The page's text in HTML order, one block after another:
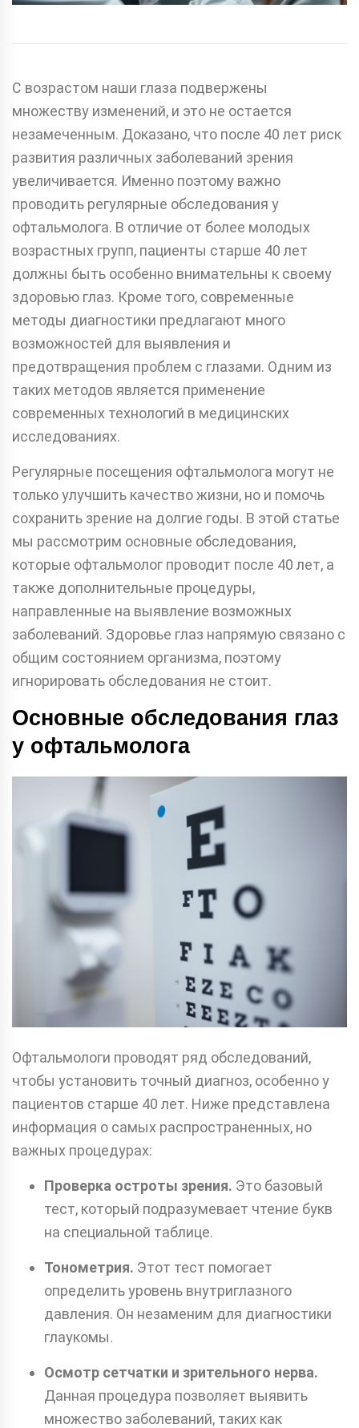
С возрастом наши глаза подвержены
множеству изменений, и это не остается
незамеченным. Доказано, что после 40 лет риск
развития различных заболеваний зрения
увеличивается. Именно поэтому важно
проводить регулярные обследования у
офтальмолога. В отличие от более молодых
возрастных групп, пациенты старше 40 лет
должны быть особенно внимательны к своему
здоровью глаз. Кроме того, современные
методы диагностики предлагают много
возможностей для выявления и
предотвращения проблем с глазами. Одним из
таких методов является применение
современных технологий в медицинских
исследованиях.
Регулярные посещения офтальмолога могут не
только улучшить качество жизни, но и помочь
сохранить зрение на долгие годы. В этой статье
мы рассмотрим основные обследования,
которые офтальмолог проводит после 40 лет, а
также дополнительные процедуры,
направленные на выявление возможных
заболеваний. Здоровье глаз напрямую связано с
общим состоянием организма, поэтому
игнорировать обследования не стоит.
Основные обследования глаз
у офтальмолога
Офтальмологи проводят ряд обследований,
чтобы установить точный диагноз, особенно у
пациентов старше 40 лет. Ниже представлена
информация о самых распространенных, но
важных процедурах:
Проверка остроты зрения. Это базовый
тест, который подразумевает чтение букв
на специальной таблице.
Тонометрия. Этот тест помогает
определить уровень внутриглазного
давления. Он незаменим для диагностики
глаукомы.
Осмотр сетчатки и зрительного нерва.
Данная процедура позволяет выявить
множество заболеваний, таких как